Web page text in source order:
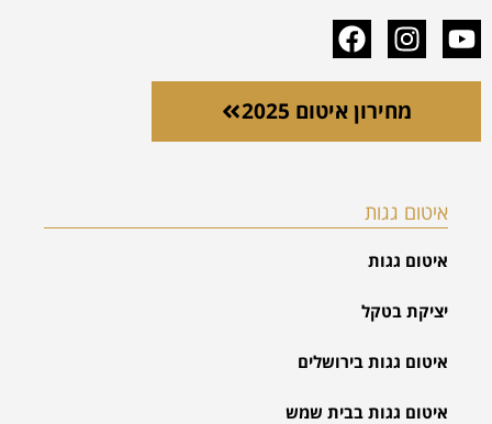
מחירון איטום 2025
איטום גגות
איטום גגות
יציקת בטקל
איטום גגות בירושלים
איטום גגות בבית שמש